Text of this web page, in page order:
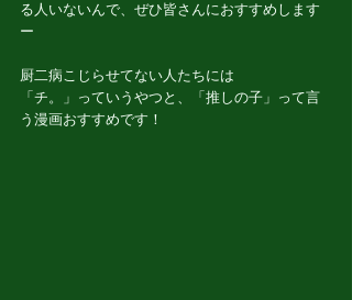
る人いないんで、ぜひ皆さんにおすすめします
ー
厨二病こじらせてない人たちには
「チ。」っていうやつと、「推しの子」って言
う漫画おすすめです！